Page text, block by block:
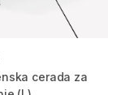
cerada za